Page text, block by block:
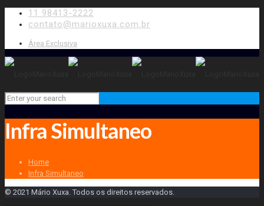
11 98413-2222
contato@marioxuxa.com.br
Área Exclusiva
Infra Simultaneo
Home
Infra Simultaneo
© 2021 Mário Xuxa. Todos os direitos reservados.